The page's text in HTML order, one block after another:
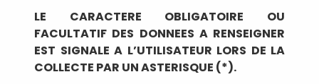
LE CARACTERE OBLIGATOIRE OU
FACULTATIF DES DONNEES A RENSEIGNER
EST SIGNALE A L’UTILISATEUR LORS DE LA
COLLECTE PAR UN ASTERISQUE (*).